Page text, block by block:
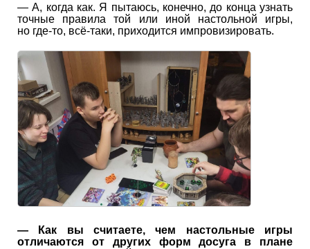
— А, когда как. Я пытаюсь, конечно, до конца узнать
точные правила той или иной настольной игры,
но где-то, всё-таки, приходится импровизировать.
— Как вы считаете, чем настольные игры
отличаются от других форм досуга в плане